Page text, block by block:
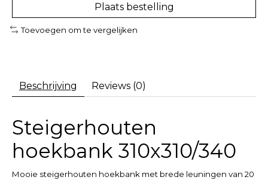
Plaats bestelling
Toevoegen om te vergelijken
Beschrijving Reviews (0)
Steigerhouten
hoekbank 310x310/340
Mooie steigerhouten hoekbank met brede leuningen van 20